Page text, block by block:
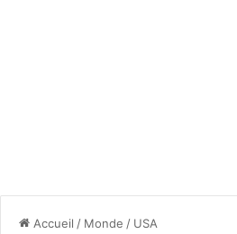
Accueil / Monde / USA